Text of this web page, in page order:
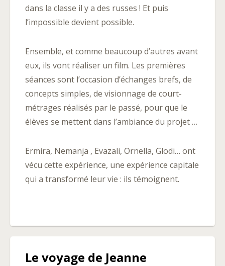
dans la classe il y a des russes ! Et puis
l’impossible devient possible.
Ensemble, et comme beaucoup d’autres avant
eux, ils vont réaliser un film. Les premières
séances sont l’occasion d’échanges brefs, de
concepts simples, de visionnage de court-
métrages réalisés par le passé, pour que le
élèves se mettent dans l’ambiance du projet …
Ermira, Nemanja , Evazali, Ornella, Glodi… ont
vécu cette expérience, une expérience capitale
qui a transformé leur vie : ils témoignent.
Le voyage de Jeanne